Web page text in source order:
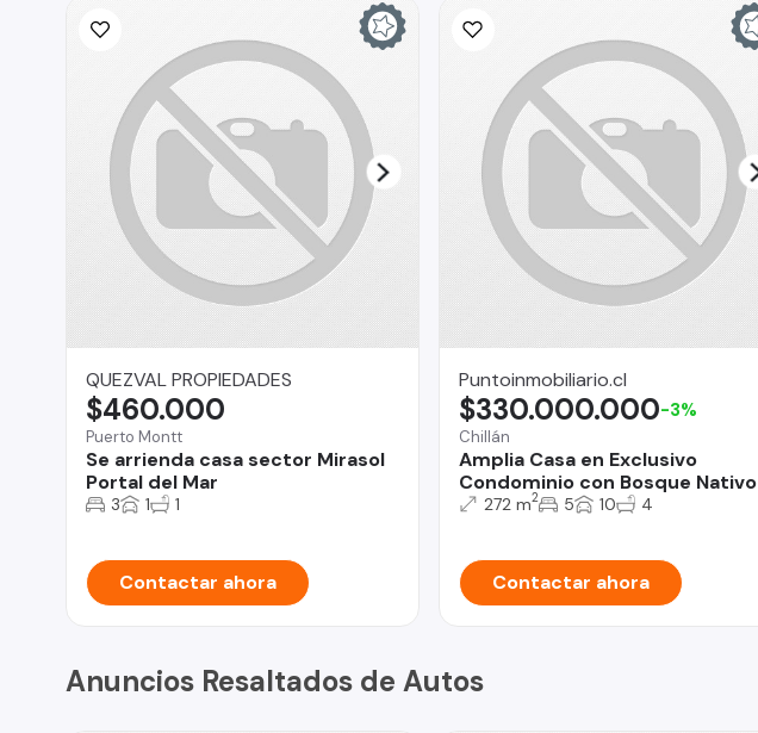
QUEZVAL PROPIEDADES
Puerto Montt
Se arrienda casa sector Mirasol
Portal del Mar
$460.000
3 1 1
Contactar ahora
Puntoinmobiliario.cl
Chillán
Amplia Casa en Exclusivo
Condominio con Bosque Nativo
$330.000.000-3%
272 m2 5 10 4
Contactar ahora
Anuncios Resaltados de Autos